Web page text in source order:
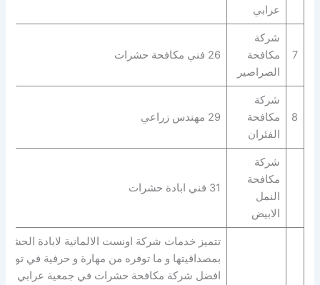
عرابي
7
شركة
مكافحة
الصراصير
26 فني مكافحة حشرات
8
شركة
مكافحة
الفئران
29 مهندس زراعي
شركة
مكافحة
النمل
الابيض
31 فني ابادة حشرات
تتميز خدمات شركة اونست الالمانية لابادة
بمصداقيتها و ما توفره من مهارة و حرفية في توفير
افضل شركة مكافحة حشرات في جمعية عرابي